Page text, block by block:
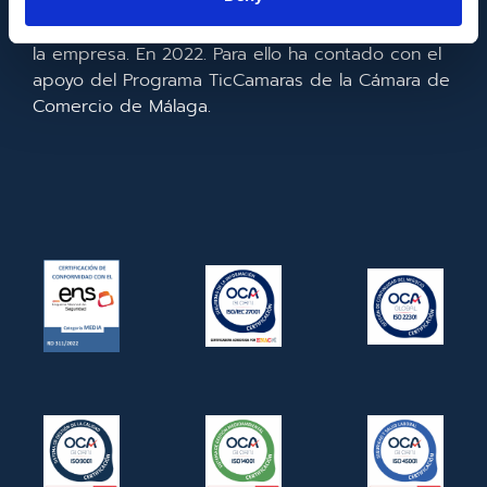
mejora de la competitividad y productividad de
la empresa. En 2022. Para ello ha contado con el
apoyo del Programa TicCamaras de la Cámara de
Comercio de Málaga.